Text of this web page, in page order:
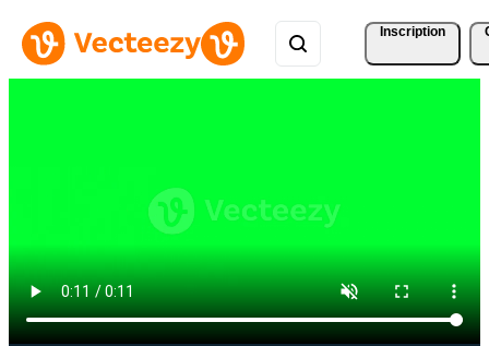
Inscription